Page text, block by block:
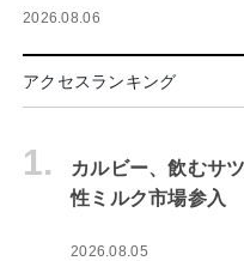
2026.08.06
アクセスランキング
1.
カルビー、飲むサ
性ミルク市場参入
2026.08.05